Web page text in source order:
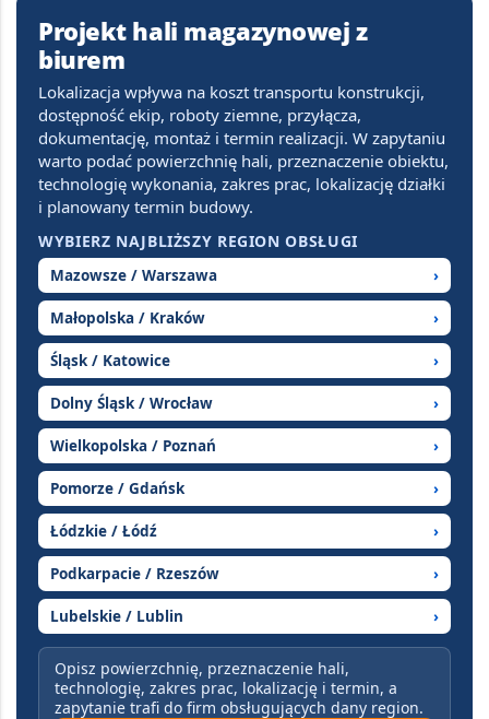
Projekt hali magazynowej z
biurem
Lokalizacja wpływa na koszt transportu konstrukcji,
dostępność ekip, roboty ziemne, przyłącza,
dokumentację, montaż i termin realizacji. W zapytaniu
warto podać powierzchnię hali, przeznaczenie obiektu,
technologię wykonania, zakres prac, lokalizację działki
i planowany termin budowy.
WYBIERZ NAJBLIŻSZY REGION OBSŁUGI
Mazowsze / Warszawa ›
Małopolska / Kraków ›
Śląsk / Katowice ›
Dolny Śląsk / Wrocław ›
Wielkopolska / Poznań ›
Pomorze / Gdańsk ›
Łódzkie / Łódź ›
Podkarpacie / Rzeszów ›
Lubelskie / Lublin ›
Opisz powierzchnię, przeznaczenie hali,
technologię, zakres prac, lokalizację i termin, a
zapytanie trafi do firm obsługujących dany region.